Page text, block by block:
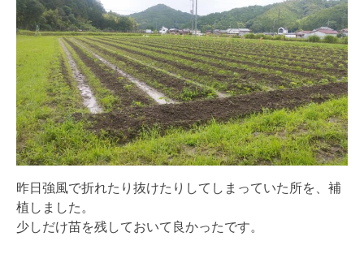
昨日強風で折れたり抜けたりしてしまっていた所を、補
植しました。
少しだけ苗を残しておいて良かったです。